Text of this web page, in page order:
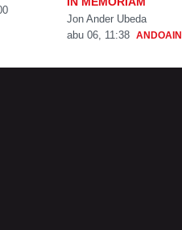
Jon Ander Ubeda
abu 06, 11:38 ANDOAIN